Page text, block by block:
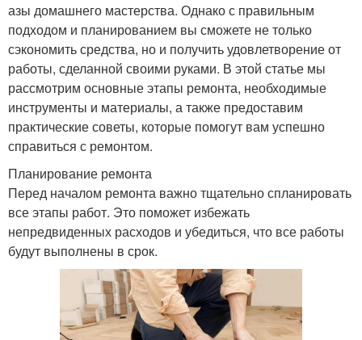
азы домашнего мастерства. Однако с правильным
подходом и планированием вы сможете не только
сэкономить средства, но и получить удовлетворение от
работы, сделанной своими руками. В этой статье мы
рассмотрим основные этапы ремонта, необходимые
инструменты и материалы, а также предоставим
практические советы, которые помогут вам успешно
справиться с ремонтом.
Планирование ремонта
Перед началом ремонта важно тщательно спланировать
все этапы работ. Это поможет избежать
непредвиденных расходов и убедиться, что все работы
будут выполнены в срок.